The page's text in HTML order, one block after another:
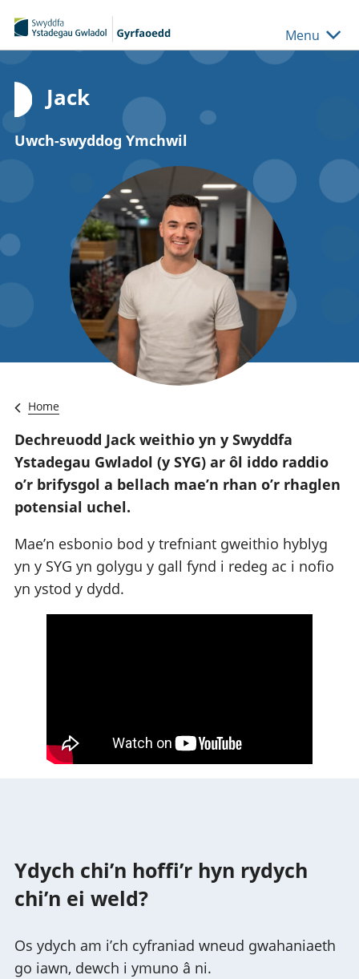
Skip to main content
Menu
Jack
Uwch-swyddog Ymchwil
Home
Dechreuodd Jack weithio yn y Swyddfa
Ystadegau Gwladol (y SYG) ar ôl iddo raddio
o’r brifysgol a bellach mae’n rhan o’r rhaglen
potensial uchel.
Mae’n esbonio bod y trefniant gweithio hyblyg
yn y SYG yn golygu y gall fynd i redeg ac i nofio
yn ystod y dydd.
Ydych chi’n hoffi’r hyn rydych
chi’n ei weld?
Os ydych am i’ch cyfraniad wneud gwahaniaeth
go iawn, dewch i ymuno â ni.